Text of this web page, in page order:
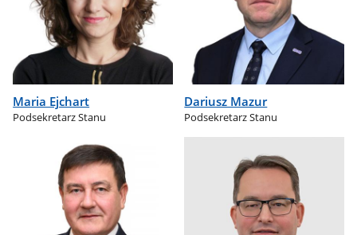
Maria Ejchart
Podsekretarz Stanu
Dariusz Mazur
Podsekretarz Stanu